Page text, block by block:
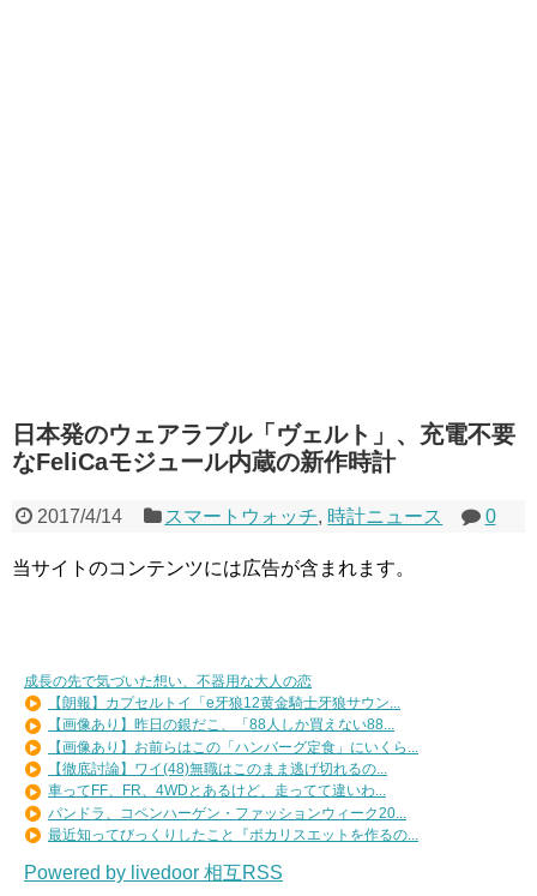
日本発のウェアラブル「ヴェルト」、充電不要
なFeliCaモジュール内蔵の新作時計
2017/4/14 スマートウォッチ, 時計ニュース 0
当サイトのコンテンツには広告が含まれます。
成長の先で気づいた想い、不器用な大人の恋
【朗報】カプセルトイ「e牙狼12黄金騎士牙狼サウン...
【画像あり】昨日の銀だこ、「88人しか買えない88...
【画像あり】お前らはこの「ハンバーグ定食」にいくら...
【徹底討論】ワイ(48)無職はこのまま逃げ切れるの...
車ってFF、FR、4WDとあるけど、走ってて違いわ...
パンドラ、コペンハーゲン・ファッションウィーク20...
最近知ってびっくりしたこと『ポカリスエットを作るの...
Powered by livedoor 相互RSS